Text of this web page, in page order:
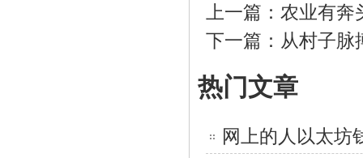
上一篇： 农业有奔
下一篇： 从村子脉
热门文章
网上的人以太坊